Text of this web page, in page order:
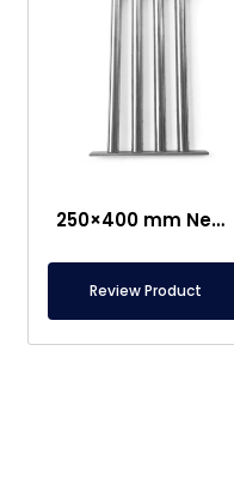
250×400 mm Neodim Tor Şəbəkə Maqniti
Review Product